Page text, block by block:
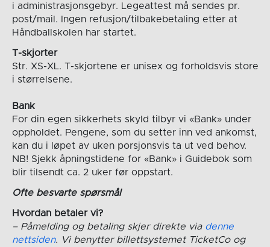
i administrasjonsgebyr. Legeattest må sendes pr.
post/mail. Ingen refusjon/tilbakebetaling etter at
Håndballskolen har startet.
T-skjorter
Str. XS-XL. T-skjortene er unisex og forholdsvis store
i størrelsene.
Bank
For din egen sikkerhets skyld tilbyr vi «Bank» under
oppholdet. Pengene, som du setter inn ved ankomst,
kan du i løpet av uken porsjonsvis ta ut ved behov.
NB! Sjekk åpningstidene for «Bank» i Guidebok som
blir tilsendt ca. 2 uker før oppstart.
Ofte besvarte spørsmål
Hvordan betaler vi?
– Påmelding og betaling skjer direkte via denne
nettsiden. Vi benytter billettsystemet TicketCo og